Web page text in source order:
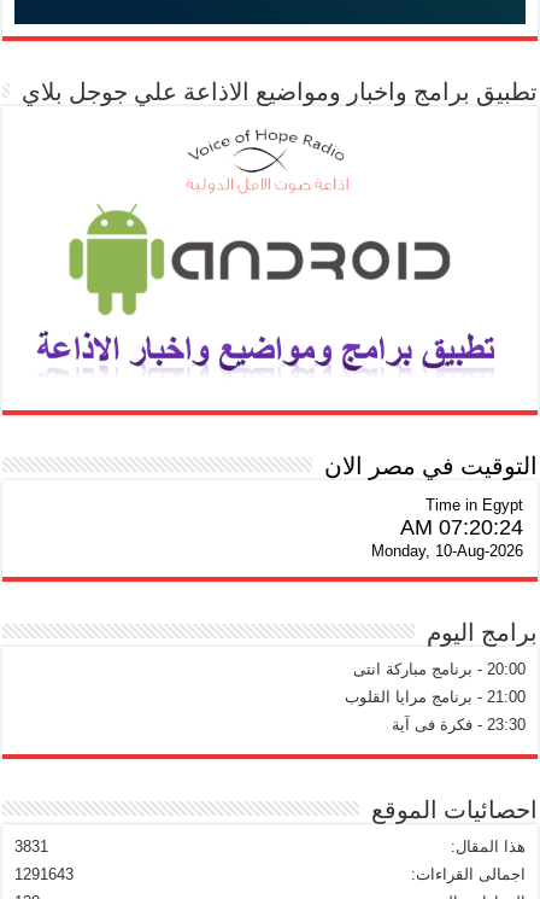
تطبيق برامج واخبار ومواضيع الاذاعة علي جوجل بلاي
التوقيت في مصر الان
Time in Egypt
07:20:25 AM
Monday, 10-Aug-2026
برامج اليوم
20:00 - برنامج مباركة انتى
21:00 - برنامج مرايا القلوب
23:30 - فكرة فى آية
احصائيات الموقع
3831
هذا المقال:
1291643
اجمالى القراءات: